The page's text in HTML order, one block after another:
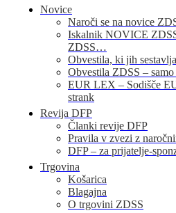
Novice
Naroči se na novice
Iskalnik NOVICE
ZDSS…
Obvestila, ki jih
Obvestila ZDSS –
EUR LEX – Sodišče
strank
Revija DFP
Članki revije DFP
Pravila v zvezi z
DFP – za prijatelje-
Trgovina
Košarica
Blagajna
O trgovini ZDSS